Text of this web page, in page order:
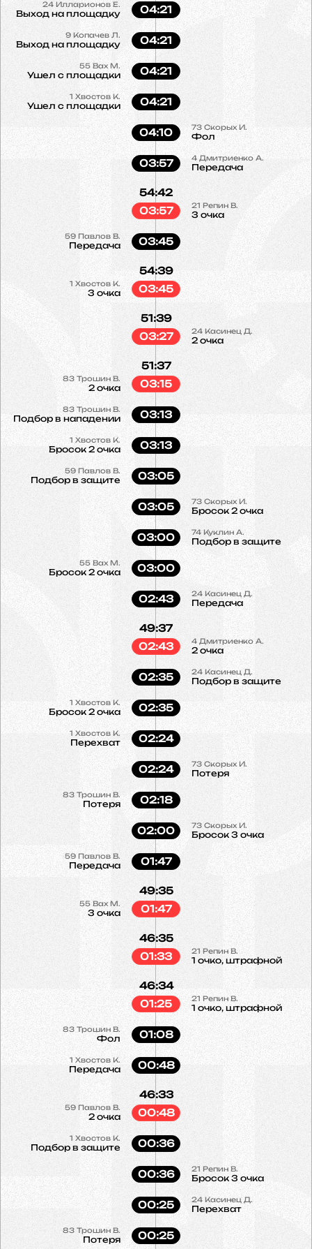
24 Илларионов Е.
Выход на площадку 04:21
9 Копачев Л.
Выход на площадку 04:21
55 Вах М.
Ушел с площадки 04:21
1 Хвостов К.
Ушел с площадки 04:21
73 Скорых И.
Фол
04:10
4 Дмитриенко А.
Передача
03:57
21 Репин В.
3 очка
54:42
03:57
59 Павлов В.
Передача 03:45
1 Хвостов К.
3 очка
54:39
03:45
24 Касинец Д.
2 очка
51:39
03:27
83 Трошин В.
2 очка
51:37
03:15
83Трошин В.
Подбор в нападении 03:13
1 Хвостов К.
Бросок 2 очка 03:13
59 Павлов В.
Подбор в защите 03:05
73 Скорых И.
Бросок 2 очка
03:05
74 Куклин А.
Подбор в защите
03:00
55 Вах М.
Бросок 2 очка 03:00
24 Касинец Д.
Передача
02:43
4 Дмитриенко А.
2 очка
49:37
02:43
24 Касинец Д.
Подбор в защите
02:35
1 Хвостов К.
Бросок 2 очка 02:35
1Хвостов К.
Перехват 02:24
73 Скорых И.
Потеря
02:24
83 Трошин В.
Потеря 02:18
73 Скорых И.
Бросок 3 очка
02:00
59 Павлов В.
Передача 01:47
55 Вах М.
3 очка
49:35
01:47
21 Репин В.
1 очко, штрафной
46:35
01:33
21 Репин В.
1 очко, штрафной
46:34
01:25
83 Трошин В.
Фол 01:08
1 Хвостов К.
Передача 00:48
59 Павлов В.
2 очка
46:33
00:48
1 Хвостов К.
Подбор в защите 00:36
21 Репин В.
Бросок 3 очка
00:36
24 Касинец Д.
Перехват
00:25
83 Трошин В.
Потеря 00:25